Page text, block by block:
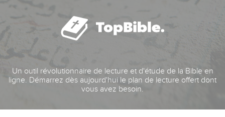
Un outil révolutionnaire de lecture et d'étude de la Bible en
ligne. Démarrez dès aujourd'hui le plan de lecture offert dont
vous avez besoin.